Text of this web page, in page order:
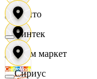
Фрито
Хоум маркет
Синтек
Сириус